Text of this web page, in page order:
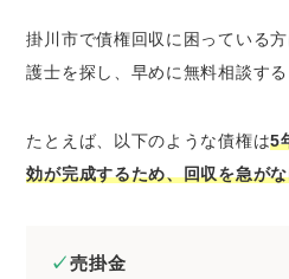
掛川市で債権回収に困っている
護士を探し、早めに無料相談す
たとえば、以下のような債権は5
効が完成するため、回収を急が
売掛金